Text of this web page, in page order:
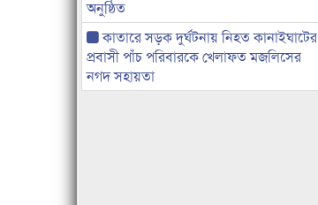
অনুষ্ঠিত
কাতারে সড়ক দুর্ঘটনায় নিহত কানাইঘাটের
প্রবাসী পাঁচ পরিবারকে খেলাফত মজলিসের
নগদ সহায়তা